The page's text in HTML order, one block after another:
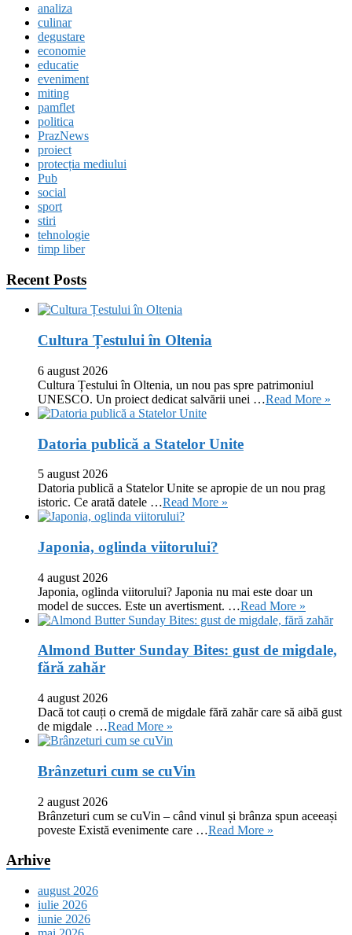
analiza
culinar
degustare
economie
educatie
eveniment
miting
pamflet
politica
PrazNews
proiect
protecția mediului
Pub
social
sport
stiri
tehnologie
timp liber
Recent Posts
Cultura Țestului în Oltenia
6 august 2026
Cultura Țestului în Oltenia, un nou pas spre patrimoniul
UNESCO. Un proiect dedicat salvării unei …Read More »
Datoria publică a Statelor Unite
5 august 2026
Datoria publică a Statelor Unite se apropie de un nou prag
istoric. Ce arată datele …Read More »
Japonia, oglinda viitorului?
4 august 2026
Japonia, oglinda viitorului? Japonia nu mai este doar un
model de succes. Este un avertisment. …Read More »
Almond Butter Sunday Bites: gust de migdale,
fără zahăr
4 august 2026
Dacă tot cauți o cremă de migdale fără zahăr care să aibă gust
de migdale …Read More »
Brânzeturi cum se cuVin
2 august 2026
Brânzeturi cum se cuVin – când vinul și brânza spun aceeași
poveste Există evenimente care …Read More »
Arhive
august 2026
iulie 2026
iunie 2026